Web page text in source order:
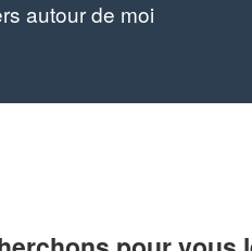
autour de moi